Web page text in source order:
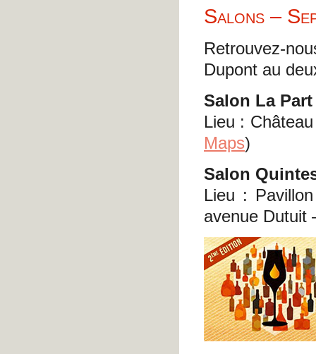
Salons –
Retrouvez-
Dupont au
Salon La
Lieu :
Maps)
Salon
Lieu :
avenue Dutuit